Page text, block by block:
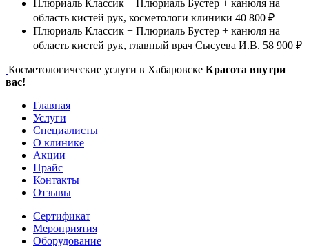
Плюриаль Классик + Плюриаль Бустер + канюля на
область кистей рук, косметологи клиники 40 800 ₽
Плюриаль Классик + Плюриаль Бустер + канюля на
область кистей рук, главный врач Сысуева И.В. 58 900 ₽
Косметологические услуги в Хабаровске Красота внутри
вас!
Главная
Услуги
Специалисты
О клинике
Акции
Прайс
Контакты
Отзывы
Сертификат
Мероприятия
Оборудование